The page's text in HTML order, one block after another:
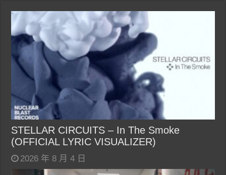
STELLAR CIRCUITS – In The Smoke
(OFFICIAL LYRIC VISUALIZER)
2026 年 8 月 4 日